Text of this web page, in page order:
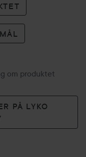
om produktet
PÅ LYKO